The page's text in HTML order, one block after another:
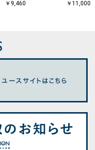
￥ 9,460 ￥11,000